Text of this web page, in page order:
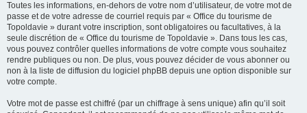
Toutes les informations, en-dehors de votre nom d’utilisateur, de votre mot de
passe et de votre adresse de courriel requis par « Office du tourisme de
Topoldavie » durant votre inscription, sont obligatoires ou facultatives, à la
seule discrétion de « Office du tourisme de Topoldavie ». Dans tous les cas,
vous pouvez contrôler quelles informations de votre compte vous souhaitez
rendre publiques ou non. De plus, vous pouvez décider de vous abonner ou
non à la liste de diffusion du logiciel phpBB depuis une option disponible sur
votre compte.
Votre mot de passe est chiffré (par un chiffrage à sens unique) afin qu’il soit